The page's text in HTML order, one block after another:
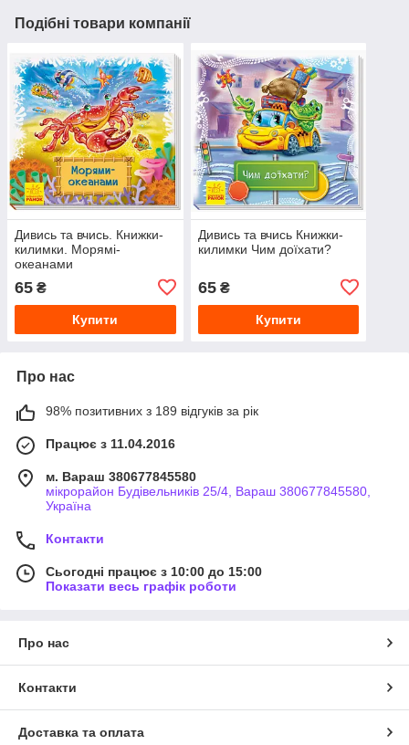
Подібні товари компанії
Дивись та вчись. Книжки-
килимки. Морямі-
океанами
65 ₴
Купити
Дивись та вчись Книжки-
килимки Чим доїхати?
65₴
Купити
Про нас
98% позитивних з 189 відгуків за рік
Працює з 11.04.2016
м. Вараш 380677845580
мікрорайон Будівельників 25/4, Вараш 380677845580,
Україна
Контакти
Сьогодні працює з 10:00 до 15:00
Показати весь графік роботи
Про нас
Контакти
Доставка та оплата